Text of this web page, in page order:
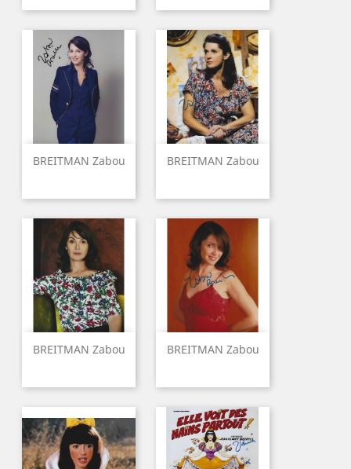
BREITMAN Zabou BREITMAN Zabou
BREITMAN Zabou BREITMAN Zabou